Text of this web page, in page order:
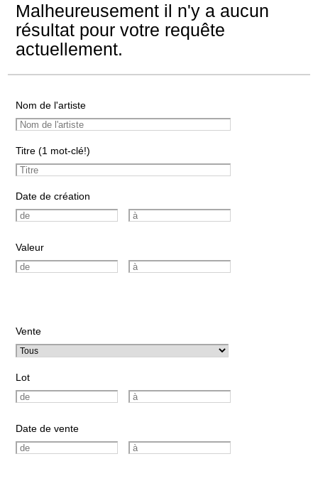
Malheureusement il n'y a aucun
résultat pour votre requête
actuellement.
Nom de l'artiste
Titre (1 mot-clé!)
Date de création
Valeur
Vente
Lot
Date de vente